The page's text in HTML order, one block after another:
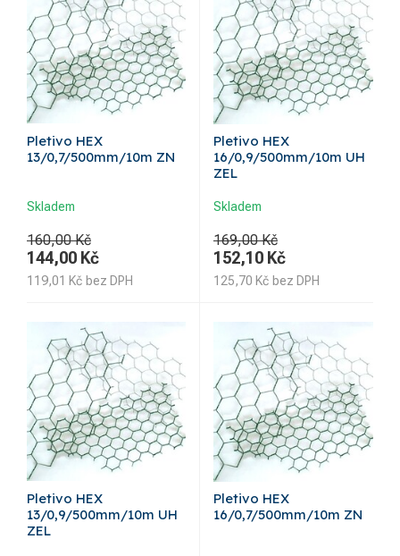
Pletivo HEX
13/0,7/500mm/10m ZN
Skladem
160,00 Kč
144,00 Kč
119,01 Kč bez DPH
Pletivo HEX
16/0,9/500mm/10m UH
ZEL
Skladem
169,00 Kč
152,10 Kč
125,70 Kč bez DPH
Pletivo HEX
13/0,9/500mm/10m UH
ZEL
Pletivo HEX
16/0,7/500mm/10m ZN